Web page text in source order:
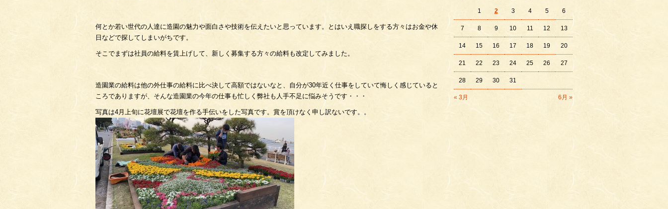
何とか若い世代の人達に造園の魅力や面白さや技術を伝えたいと思っています。とはいえ職探しをする方々はお金や休
日などで探してしまいがちです。
そこでまずは社員の給料を賃上げして、新しく募集する方々の給料も改定してみました。
造園業の給料は他の外仕事の給料に比べ決して高額ではないなと、自分が30年近く仕事をしていて悔しく感じていると
ころでありますが、そんな造園業の今年の仕事も忙しく弊社も人手不足に悩みそうです・・・
写真は4月上旬に花壇展で花壇を作る手伝いをした写真です。賞を頂けなく申し訳ないです。。
« 3月 6月 »
1 2 3 4 5 6
7 8 9 10 11 12 13
14 15 16 17 18 19 20
21 22 23 24 25 26 27
28 29 30 31